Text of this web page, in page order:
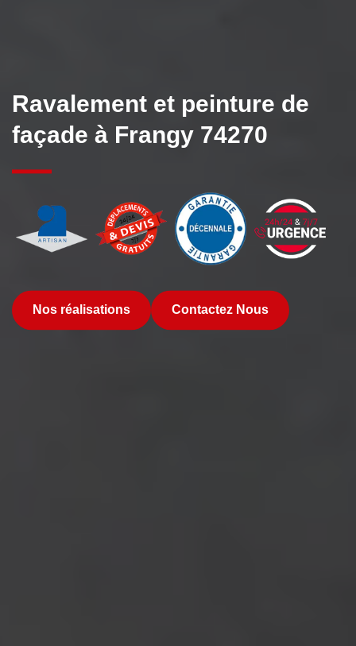
Ravalement et peinture de
façade à Frangy 74270
Nos réalisations Contactez Nous